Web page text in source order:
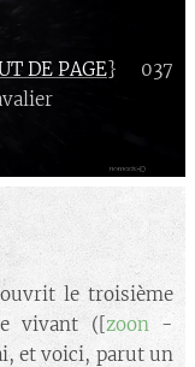
DE PAGE} 037
le troisième
vivant ([zoon -
et voici, parut un